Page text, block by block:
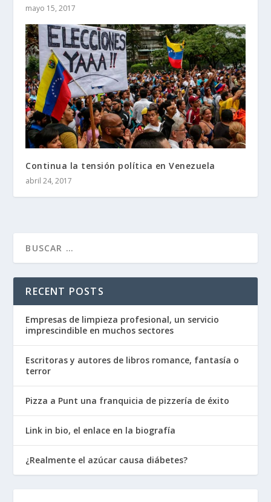
mayo 15, 2017
Continua la tensión política en Venezuela
abril 24, 2017
RECENT POSTS
Empresas de limpieza profesional, un servicio
imprescindible en muchos sectores
Escritoras y autores de libros romance, fantasía o
terror
Pizza a Punt una franquicia de pizzería de éxito
Link in bio, el enlace en la biografía
¿Realmente el azúcar causa diábetes?